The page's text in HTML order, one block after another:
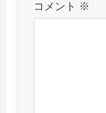
コメント ※